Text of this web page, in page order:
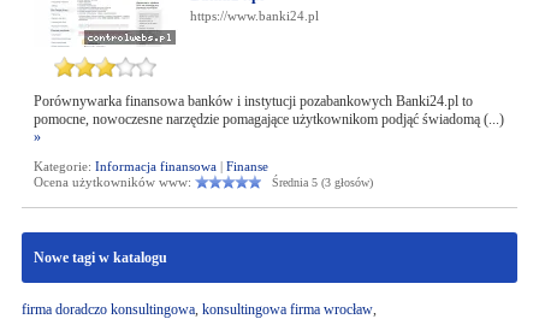
https://www.banki24.pl
Porównywarka finansowa banków i instytucji pozabankowych Banki24.pl to
pomocne, nowoczesne narzędzie pomagające użytkownikom podjąć świadomą (...)
»
Kategorie: Informacja finansowa| Finanse
Ocena użytkowników www:
Średnia 5 (3 głosów)
Nowe tagi w katalogu
firma doradczo konsultingowa, konsultingowa firma wrocław,